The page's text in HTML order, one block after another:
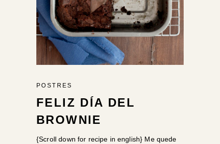
POSTRES
FELIZ DÍA DEL
BROWNIE
{Scroll down for recipe in english} Me quede